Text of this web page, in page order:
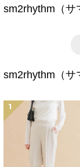
sm2rhythm（サ
sm2rhythm（サ
1